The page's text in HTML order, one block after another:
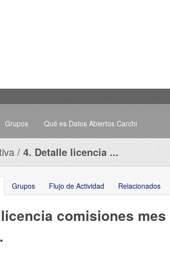
Grupos Qué es Datos Abiertos Carchi
4. Detalle licencia ...
Grupos Flujo de Actividad Relacionados
comisiones mes